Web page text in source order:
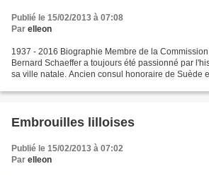
Publié le 15/02/2013 à 07:08
Par elleon
1937 - 2016 Biographie Membre de la
Bernard Schaeffer a toujours été passionné par
sa ville natale. Ancien consul honoraire de Suède
Embrouilles lilloises
Publié le 15/02/2013 à 07:02
Par elleon